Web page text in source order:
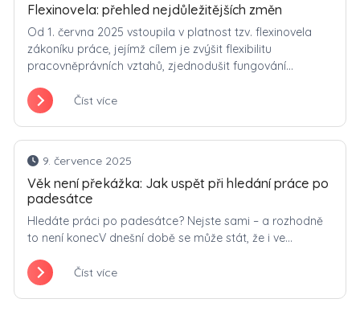
Flexinovela: přehled nejdůležitějších změn
Od 1. června 2025 vstoupila v platnost tzv. flexinovela
zákoníku práce, jejímž cílem je zvýšit flexibilitu
pracovněprávních vztahů, zjednodušit fungování...
Číst více
9. července 2025
Věk není překážka: Jak uspět při hledání práce po
padesátce
Hledáte práci po padesátce? Nejste sami – a rozhodně
to není konecV dnešní době se může stát, že i ve...
Číst více